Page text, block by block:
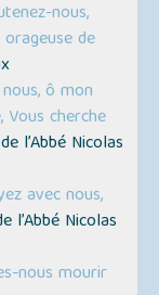
nous,
de
ô mon
Vous cherche
de l’Abbé Nicolas
avec nous,
l’Abbé Nicolas
nous mourir